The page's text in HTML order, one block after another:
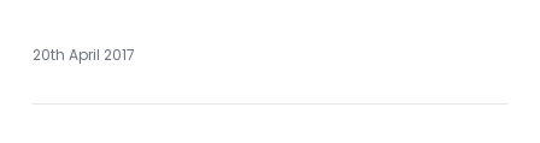
20th April 2017